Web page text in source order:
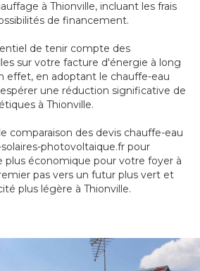
à Thionville, incluant les frais
de financement.
de tenir compte des
sur votre facture d'énergie à long
effet, en adoptant le chauffe-eau
une réduction significative de
à Thionville.
comparaison des devis chauffe-eau
photovoltaique.fr pour
plus économique pour votre foyer à
pas vers un futur plus vert et
plus légère à Thionville.